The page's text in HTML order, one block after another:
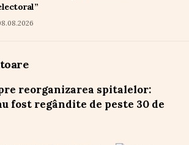
reorganizarea spitalelor:
fost regândite de peste 30 de